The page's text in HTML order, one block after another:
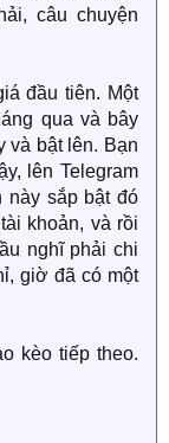
câu chuyện
đầu tiên. Một
qua và bây
và bật lên. Bạn
lên Telegram
này sắp bật đó
khoản, và rồi
nghĩ phải chi
giờ đã có một
kèo tiếp theo.